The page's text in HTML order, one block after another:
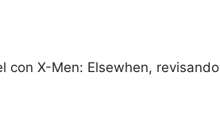
con X-Men: Elsewhen, revisando